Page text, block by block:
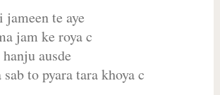
te aye
jam ke roya c
ausde
to pyara tara khoya c